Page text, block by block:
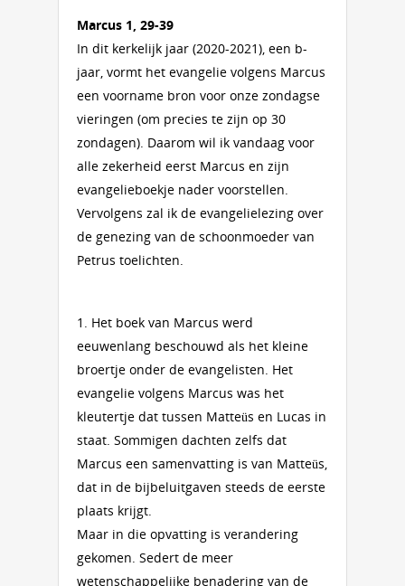
Marcus 1, 29-39
In dit kerkelijk jaar (2020-2021), een b-
jaar, vormt het evangelie volgens Marcus
een voorname bron voor onze zondagse
vieringen (om precies te zijn op 30
zondagen). Daarom wil ik vandaag voor
alle zekerheid eerst Marcus en zijn
evangelieboekje nader voorstellen.
Vervolgens zal ik de evangelielezing over
de genezing van de schoonmoeder van
Petrus toelichten.
1. Het boek van Marcus werd
eeuwenlang beschouwd als het kleine
broertje onder de evangelisten. Het
evangelie volgens Marcus was het
kleutertje dat tussen Matteüs en Lucas in
staat. Sommigen dachten zelfs dat
Marcus een samenvatting is van Matteüs,
dat in de bijbeluitgaven steeds de eerste
plaats krijgt.
Maar in die opvatting is verandering
gekomen. Sedert de meer
wetenschappelijke benadering van de